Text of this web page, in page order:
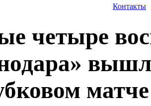
Контакты
четыре
матче